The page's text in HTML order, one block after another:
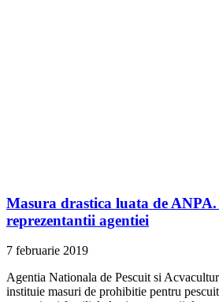
Masura drastica luata de ANPA.
reprezentantii agentiei
7 februarie 2019
Agentia Nationala de Pescuit si
instituie masuri de prohibitie pentru